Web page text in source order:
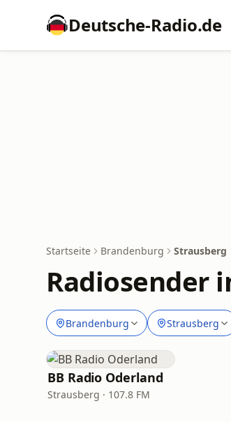
Deutsche-Radio.de
Startseite Brandenburg Strausberg
Radiosender
Brandenburg Strausberg
BB Radio Oderland
Strausberg · 107.8 FM